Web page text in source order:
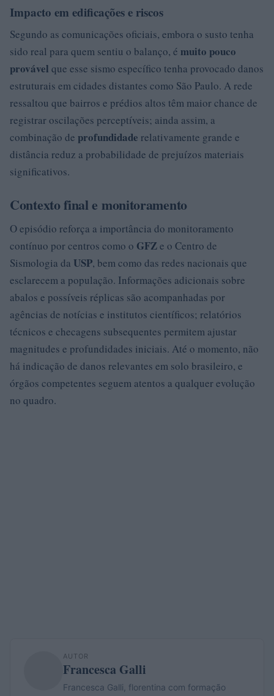
Impacto em edificações e riscos
Segundo as comunicações oficiais, embora o susto tenha
sido real para quem sentiu o balanço, é muito pouco
provável que esse sismo específico tenha provocado danos
estruturais em cidades distantes como São Paulo. A rede
ressaltou que bairros e prédios altos têm maior chance de
registrar oscilações perceptíveis; ainda assim, a
combinação de profundidade relativamente grande e
distância reduz a probabilidade de prejuízos materiais
significativos.
Contexto final e monitoramento
O episódio reforça a importância do monitoramento
contínuo por centros como o GFZe o Centro de
Sismologia da USP, bem como das redes nacionais que
esclarecem a população. Informações adicionais sobre
abalos e possíveis réplicas são acompanhadas por
agências de notícias e institutos científicos; relatórios
técnicos e checagens subsequentes permitem ajustar
magnitudes e profundidades iniciais. Até o momento, não
há indicação de danos relevantes em solo brasileiro, e
órgãos competentes seguem atentos a qualquer evolução
no quadro.
AUTOR
Francesca Galli
Francesca Galli, florentina com formação